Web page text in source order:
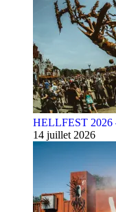
HELLFEST
14 juillet 2026